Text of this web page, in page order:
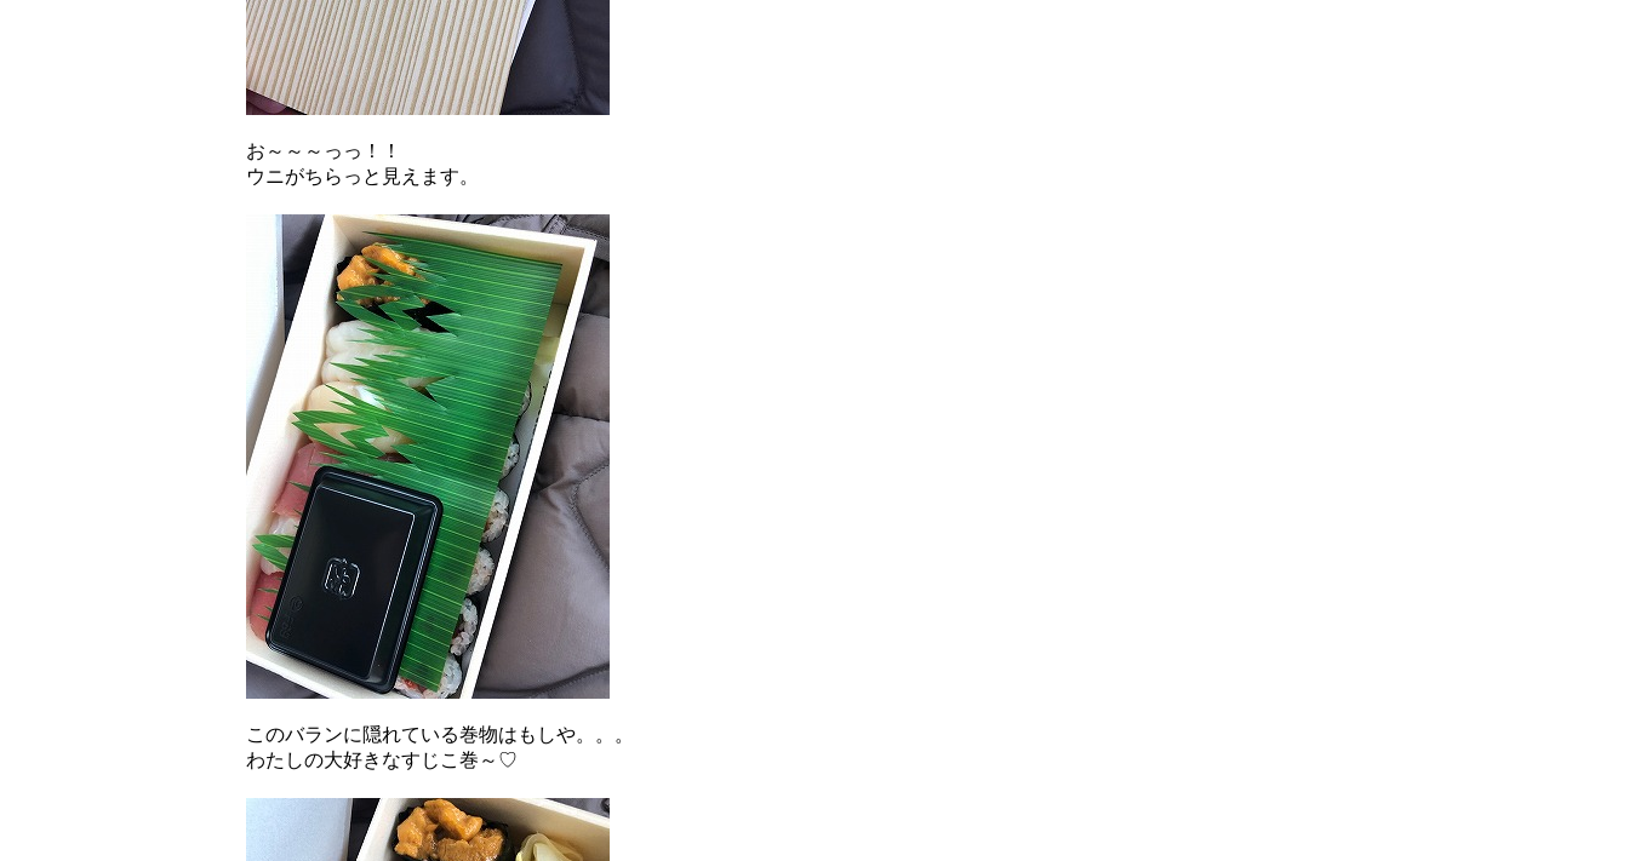
お～～～っっ！！
ウニがちらっと見えます。
このバランに隠れている巻物はもしや。。。
わたしの大好きなすじこ巻～♡